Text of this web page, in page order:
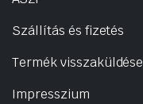
Szállítás és fizetés
Termék visszaküldése
Impresszium